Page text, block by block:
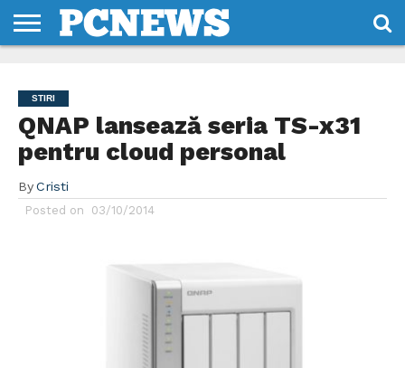
NOI
SI
CONDITII
STIRI
QNAP lansează seria TS-x31
pentru cloud personal
By Cristi
Posted on 03/10/2014